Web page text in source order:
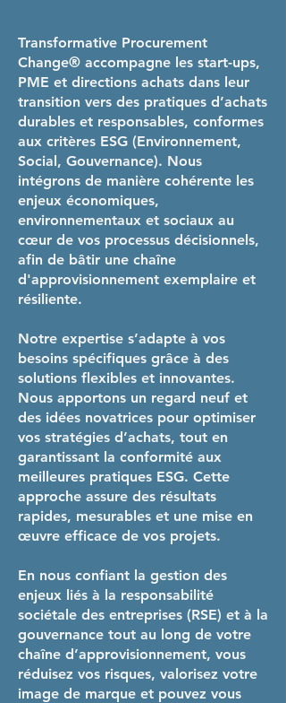
Transformative Procurement
Change® accompagne les start-ups,
PME et directions achats dans leur
transition vers des pratiques d’achats
durables et responsables, conformes
aux critères ESG (Environnement,
Social, Gouvernance). Nous
intégrons de manière cohérente les
enjeux économiques,
environnementaux et sociaux au
cœur de vos processus décisionnels,
afin de bâtir une chaîne
d'approvisionnement exemplaire et
résiliente.
Notre expertise s’adapte à vos
besoins spécifiques grâce à des
solutions flexibles et innovantes.
Nous apportons un regard neuf et
des idées novatrices pour optimiser
vos stratégies d’achats, tout en
garantissant la conformité aux
meilleures pratiques ESG. Cette
approche assure des résultats
rapides, mesurables et une mise en
œuvre efficace de vos projets.
En nous confiant la gestion des
enjeux liés à la responsabilité
sociétale des entreprises (RSE) et à la
gouvernance tout au long de votre
chaîne d’approvisionnement, vous
réduisez vos risques, valorisez votre
image de marque et pouvez vous